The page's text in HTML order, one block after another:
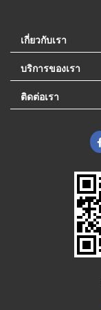
เกี่ยวกับเรา
บริการของเรา
ติดต่อเรา